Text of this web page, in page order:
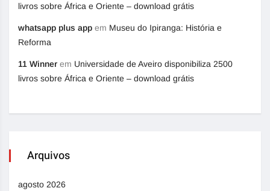
livros sobre África e Oriente – download grátis
whatsapp plus app em Museu do Ipiranga: História e
Reforma
11 Winner em Universidade de Aveiro disponibiliza 2500
livros sobre África e Oriente – download grátis
Arquivos
agosto 2026